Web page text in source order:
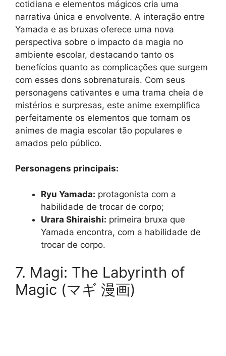
cotidiana e elementos mágicos cria uma
narrativa única e envolvente. A interação entre
Yamada e as bruxas oferece uma nova
perspectiva sobre o impacto da magia no
ambiente escolar, destacando tanto os
benefícios quanto as complicações que surgem
com esses dons sobrenaturais. Com seus
personagens cativantes e uma trama cheia de
mistérios e surpresas, este anime exemplifica
perfeitamente os elementos que tornam os
animes de magia escolar tão populares e
amados pelo público.
Personagens principais:
Ryu Yamada: protagonista com a
habilidade de trocar de corpo;
Urara Shiraishi: primeira bruxa que
Yamada encontra, com a habilidade de
trocar de corpo.
7. Magi: The Labyrinth of
Magic (マギ 漫画)